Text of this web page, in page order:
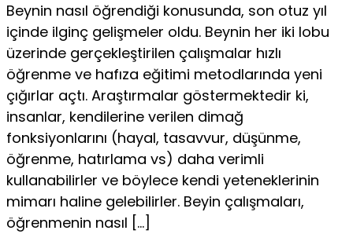
Beynin nasıl öğrendiği konusunda, son otuz yıl
içinde ilginç gelişmeler oldu. Beynin her iki lobu
üzerinde gerçekleştirilen çalışmalar hızlı
öğrenme ve hafıza eğitimi metodlarında yeni
çığırlar açtı. Araştırmalar göstermektedir ki,
insanlar, kendilerine verilen dimağ
fonksiyonlarını (hayal, tasavvur, düşünme,
öğrenme, hatırlama vs) daha verimli
kullanabilirler ve böylece kendi yeteneklerinin
mimarı haline gelebilirler. Beyin çalışmaları,
öğrenmenin nasıl […]